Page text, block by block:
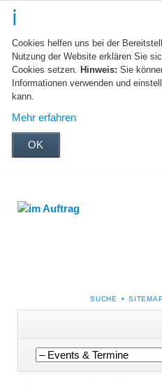
Cookies helfen uns bei der
Nutzung der Website erklären Sie
Cookies setzen. Hinweis: Sie
Informationen verwenden und
kann.
Mehr erfahren
OK
NAVIGATION
ÜBERSPRINGEN
SUCHE
Navigation
überspringen